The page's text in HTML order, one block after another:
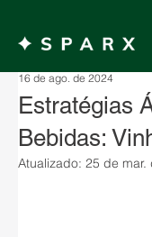
Estratégias
Bebidas:
16 de ago. de 2024
Atualizado: 25 de mar.